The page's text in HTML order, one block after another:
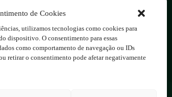
de Cookies
utilizamos tecnologias como cookies para
dispositivo. O consentimento para essas
como comportamento de navegação ou IDs
retirar o consentimento pode afetar negativamente